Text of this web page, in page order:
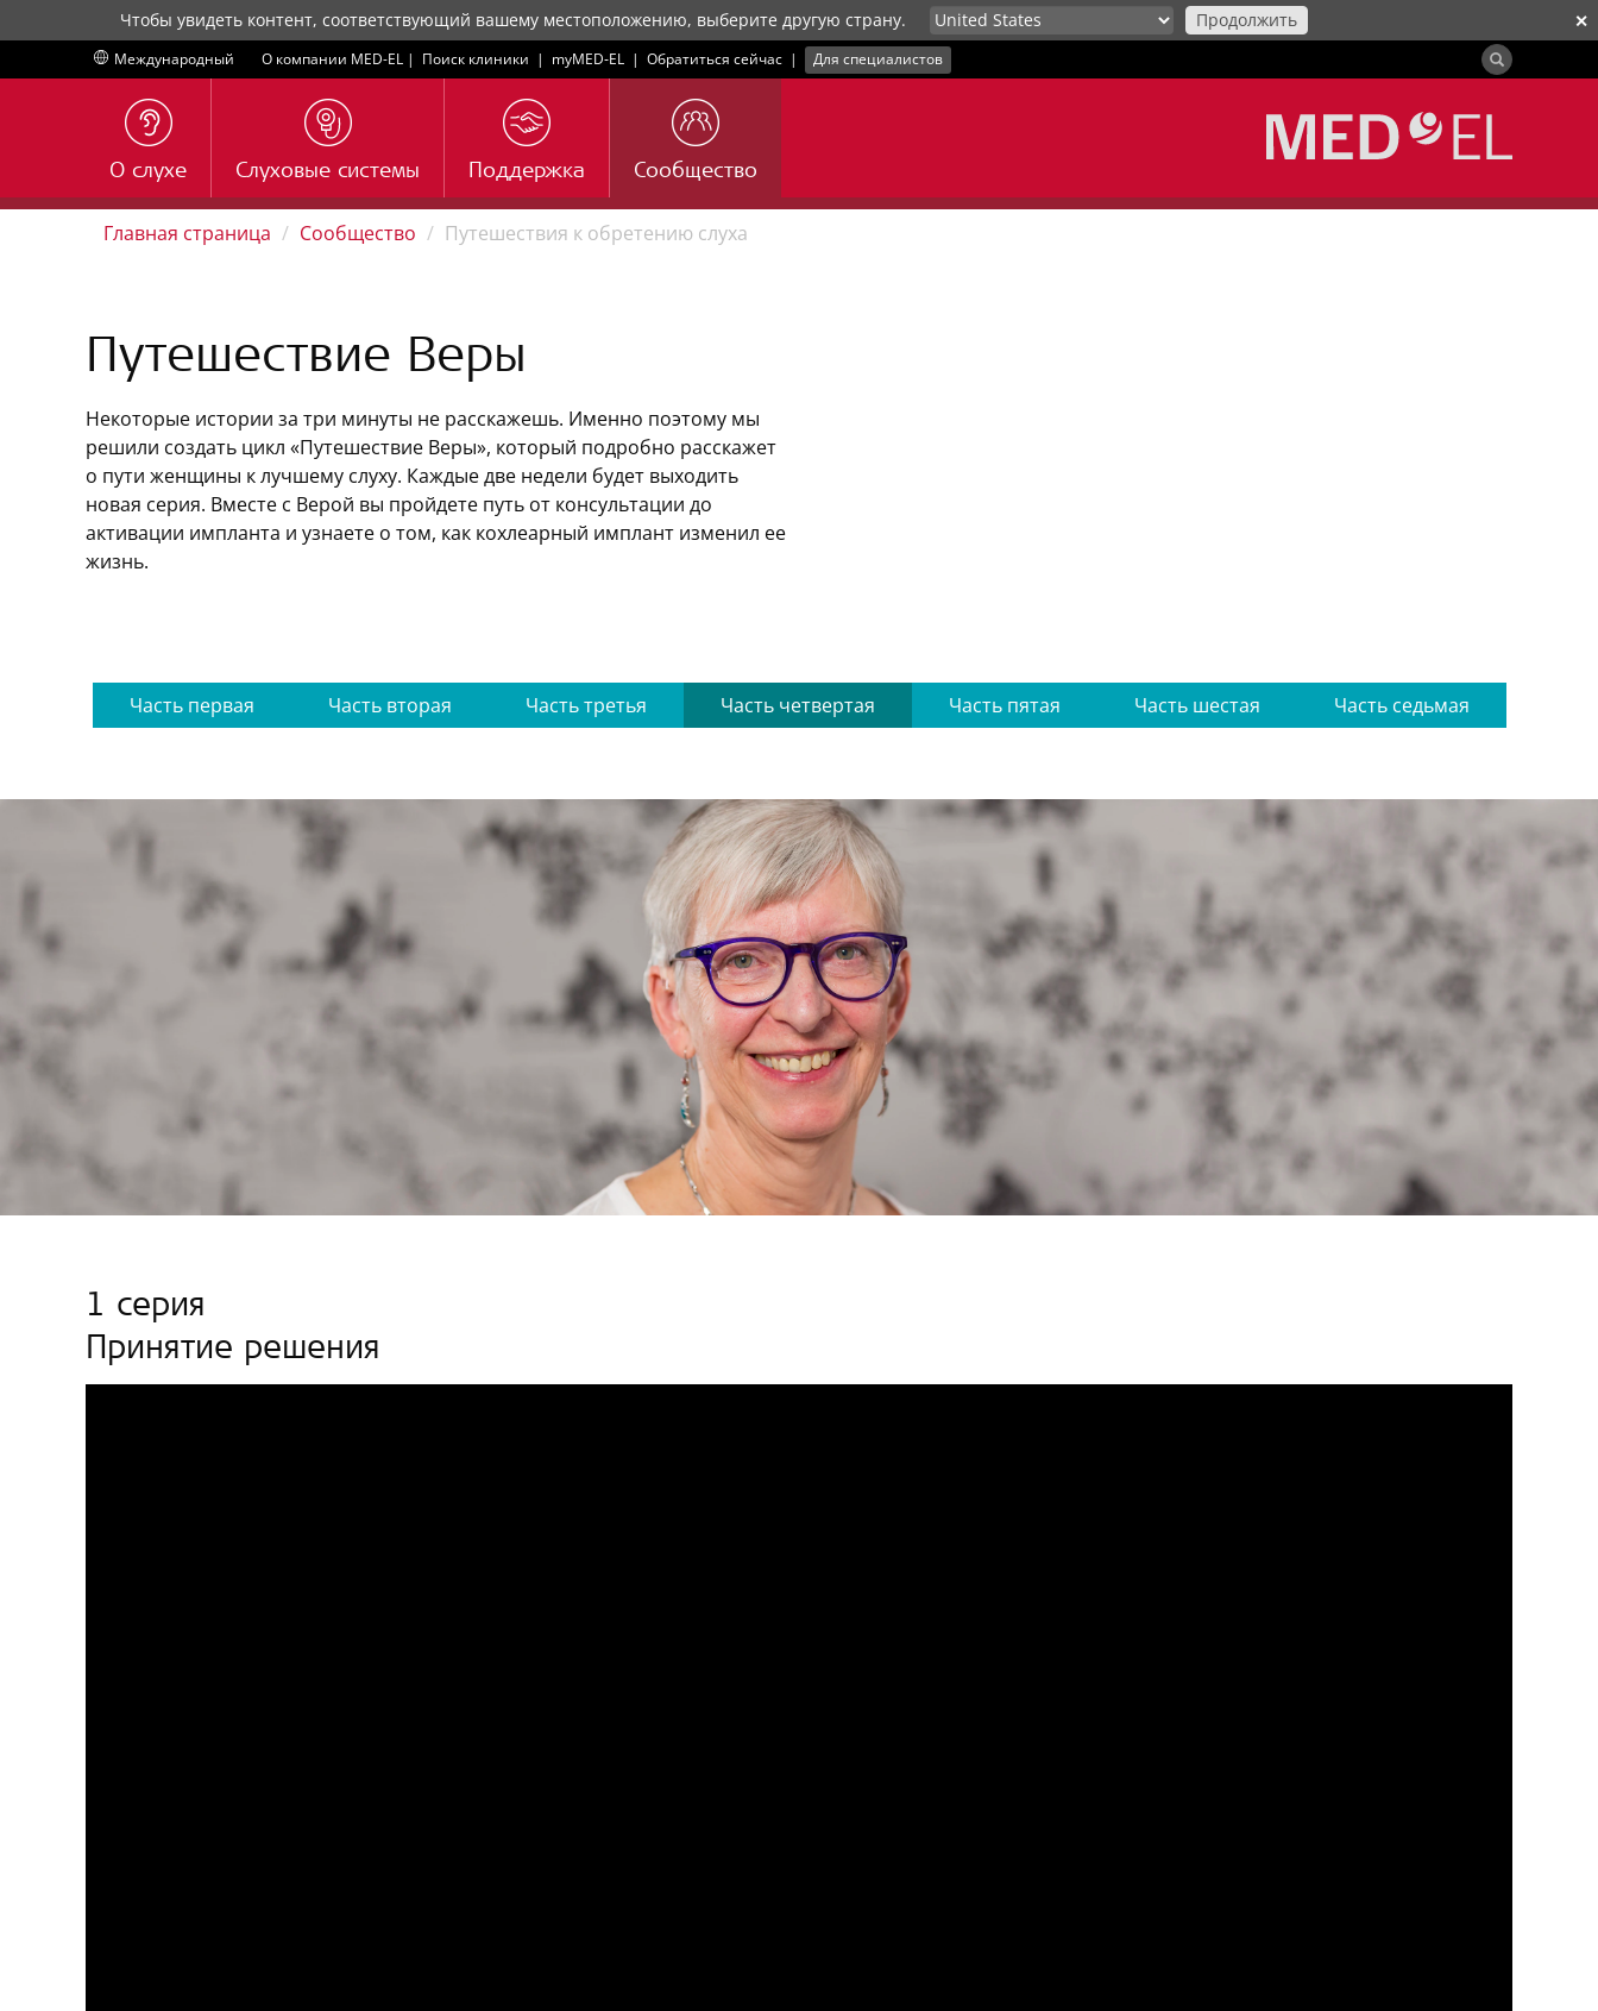
✕
Чтобы увидеть контент, соответствующий вашему местоположению, выберите другую страну. Продолжить
Международный О компании MED-EL | Поиск клиники | myMED‑EL | Обратиться сейчас | Для специалистов
О слухе Слуховые системы Поддержка Сообщество
Главная страница Сообщество Путешествия к обретению слуха
Путешествие Веры
Некоторые истории за три минуты не расскажешь. Именно поэтому мы
решили создать цикл «Путешествие Веры», который подробно расскажет
о пути женщины к лучшему слуху. Каждые две недели будет выходить
новая серия. Вместе с Верой вы пройдете путь от консультации до
активации импланта и узнаете о том, как кохлеарный имплант изменил ее
жизнь.
Часть первая Часть вторая Часть третья Часть четвертая Часть пятая Часть шестая Часть седьмая
1 серия
Принятие решения